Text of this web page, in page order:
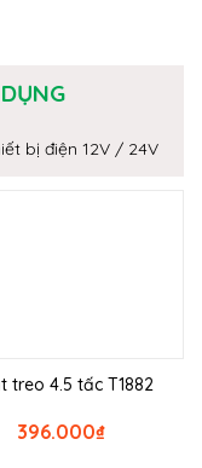
bị điện 12V / 24V
treo 4.5 tấc T1882
₫
396.000